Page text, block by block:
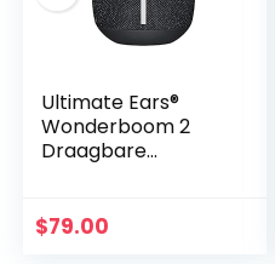
Ultimate Ears®
Wonderboom 2
Draagbare
Geluid, Waterdicht,
$79.00